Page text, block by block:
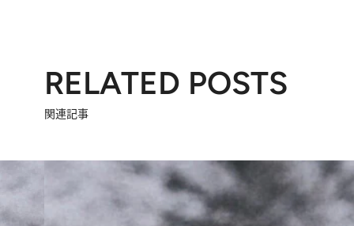
RELATED POSTS
関連記事